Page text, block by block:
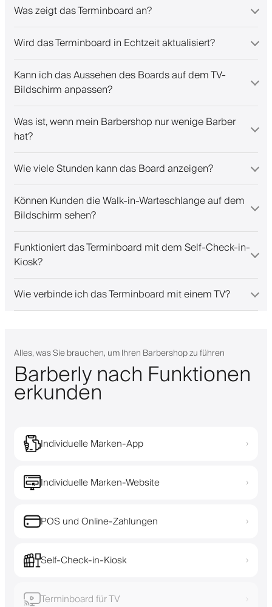
Was zeigt das Terminboard an?
Wird das Terminboard in Echtzeit aktualisiert?
Kann ich das Aussehen des Boards auf dem TV-
Bildschirm anpassen?
Was ist, wenn mein Barbershop nur wenige Barber
hat?
Wie viele Stunden kann das Board anzeigen?
Können Kunden die Walk-in-Warteschlange auf dem
Bildschirm sehen?
Funktioniert das Terminboard mit dem Self-Check-in-
Kiosk?
Wie verbinde ich das Terminboard mit einem TV?
Alles, was Sie brauchen, um Ihren Barbershop zu führen
Barberly nach Funktionen
erkunden
Individuelle Marken-App ›
Individuelle Marken-Website ›
POS und Online-Zahlungen ›
Self-Check-in-Kiosk ›
Terminboard für TV ›